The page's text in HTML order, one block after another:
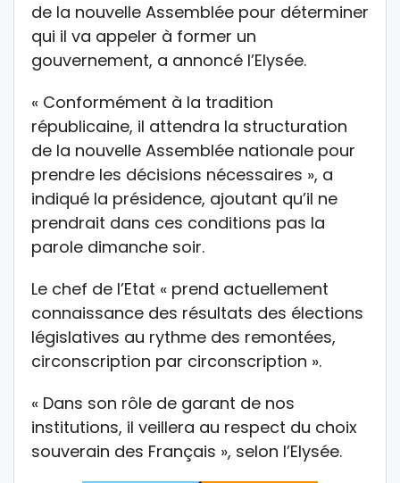
de la nouvelle Assemblée pour déterminer
qui il va appeler à former un
gouvernement, a annoncé l’Elysée.
« Conformément à la tradition
républicaine, il attendra la structuration
de la nouvelle Assemblée nationale pour
prendre les décisions nécessaires », a
indiqué la présidence, ajoutant qu’il ne
prendrait dans ces conditions pas la
parole dimanche soir.
Le chef de l’Etat « prend actuellement
connaissance des résultats des élections
législatives au rythme des remontées,
circonscription par circonscription ».
« Dans son rôle de garant de nos
institutions, il veillera au respect du choix
souverain des Français », selon l’Elysée.